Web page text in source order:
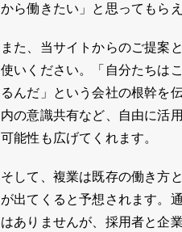
から働きたい」と思ってもら
また、当サイトからのご提案
使いください。「自分たちは
るんだ」という会社の根幹を
内の意識共有など、自由に活
可能性も広げてくれます。
そして、複業は既存の働き方
が出てくると予想されます。
はありませんが、採用者と企